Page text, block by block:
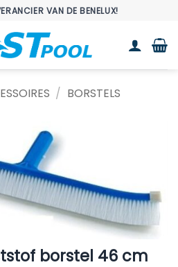
VAN DE BENELUX!
/ BORSTELS
borstel 46 cm